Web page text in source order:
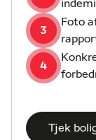
store. Der er
praktisk
Kontakt os
huset
med en
3
Foto
4
Tjek